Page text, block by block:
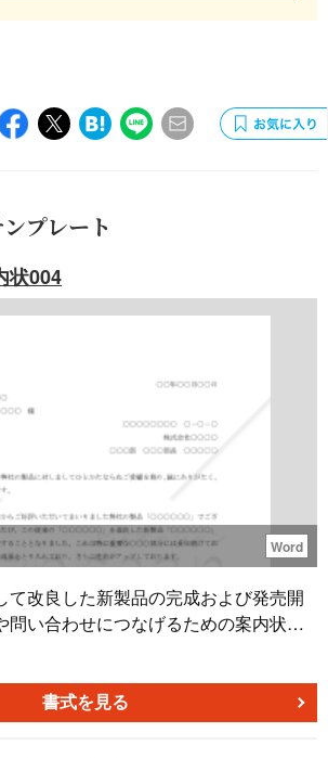
プレート
状004
Word
て改良した新製品の完成および発売開
問い合わせにつなげるための案内状で
改良点や性能向上のポイントを丁寧に
理できる構成となっています。 ■新
は 自社が新たに発売する製品の内容や
書式を見る